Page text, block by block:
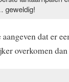
geweldig!
dat er
overkomen